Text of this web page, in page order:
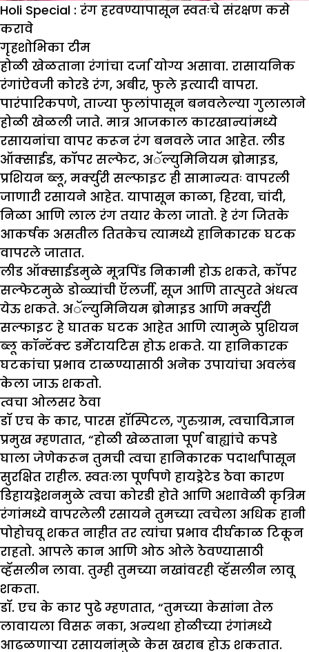
Holi Special : रंग हरवण्यापासून स्वतःचे संरक्षण कसे
करावे
गृहशोभिका टीम
होळी खेळताना रंगांचा दर्जा योग्य असावा. रासायनिक
रंगांऐवजी कोरडे रंग, अबीर, फुले इत्यादी वापरा.
पारंपारिकपणे, ताज्या फुलांपासून बनवलेल्या गुलालाने
होळी खेळली जाते. मात्र आजकाल कारखान्यांमध्ये
रसायनांचा वापर करून रंग बनवले जात आहेत. लीड
ऑक्साईड, कॉपर सल्फेट, अॅल्युमिनियम ब्रोमाइड,
प्रशियन ब्लू, मर्क्युरी सल्फाइट ही सामान्यतः वापरली
जाणारी रसायने आहेत. यापासून काळा, हिरवा, चांदी,
निळा आणि लाल रंग तयार केला जातो. हे रंग जितके
आकर्षक असतील तितकेच त्यामध्ये हानिकारक घटक
वापरले जातात.
लीड ऑक्साईडमुळे मूत्रपिंड निकामी होऊ शकते, कॉपर
सल्फेटमुळे डोळ्यांची ऍलर्जी, सूज आणि तात्पुरते अंधत्व
येऊ शकते. अॅल्युमिनियम ब्रोमाइड आणि मर्क्युरी
सल्फाइट हे घातक घटक आहेत आणि त्यामुळे प्रुशियन
ब्लू कॉन्टॅक्ट डर्मेटायटिस होऊ शकते. या हानिकारक
घटकांचा प्रभाव टाळण्यासाठी अनेक उपायांचा अवलंब
केला जाऊ शकतो.
त्वचा ओलसर ठेवा
डॉ एच के कार, पारस हॉस्पिटल, गुरुग्राम, त्वचाविज्ञान
प्रमुख म्हणतात, “होळी खेळताना पूर्ण बाह्यांचे कपडे
घाला जेणेकरून तुमची त्वचा हानिकारक पदार्थांपासून
सुरक्षित राहील. स्वतःला पूर्णपणे हायड्रेटेड ठेवा कारण
डिहायड्रेशनमुळे त्वचा कोरडी होते आणि अशावेळी कृत्रिम
रंगांमध्ये वापरलेली रसायने तुमच्या त्वचेला अधिक हानी
पोहोचवू शकत नाहीत तर त्यांचा प्रभाव दीर्घकाळ टिकून
राहतो. आपले कान आणि ओठ ओले ठेवण्यासाठी
व्हॅसलीन लावा. तुम्ही तुमच्या नखांवरही व्हॅसलीन लावू
शकता.
डॉ. एच के कार पुढे म्हणतात, “तुमच्या केसांना तेल
लावायला विसरू नका, अन्यथा होळीच्या रंगांमध्ये
आढळणाऱ्या रसायनांमुळे केस खराब होऊ शकतात.